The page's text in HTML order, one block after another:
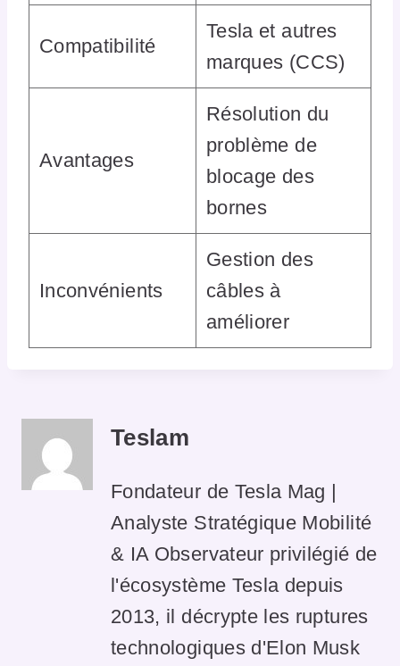
Compatibilité
Tesla et autres
marques (CCS)
Avantages
Résolution du
problème de
blocage des
bornes
Inconvénients
Gestion des
câbles à
améliorer
Teslam
Fondateur de Tesla Mag |
Analyste Stratégique Mobilité
& IA Observateur privilégié de
l'écosystème Tesla depuis
2013, il décrypte les ruptures
technologiques d'Elon Musk